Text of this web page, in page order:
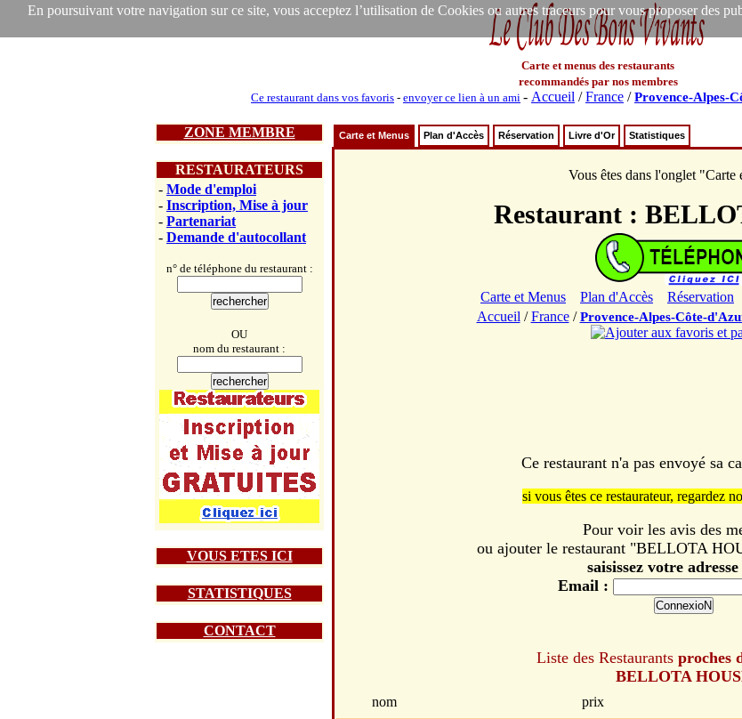
En poursuivant votre navigation sur ce site, vous acceptez l’utilisation de Cookies ou autres traceurs pour vous proposer des
Carte et menus des restaurants
recommandés par nos membres
Ce restaurant dans vos favoris - envoyer ce lien à un ami - Accueil /France /Provence-Alpes-
ZONE MEMBRE
RESTAURATEURS
- Mode d'emploi
- Inscription, Mise à jour
- Partenariat
- Demande d'autocollant
n° de téléphone du restaurant :
OU
nom du restaurant :
VOUS ETES ICI
STATISTIQUES
CONTACT
Carte et Menus Plan d'Accès Réservation Livre d'Or Statistiques
Vous êtes dans l'onglet "Carte
Restaurant :
Carte et Menus Plan d'Accès Réservation
Accueil /France/Provence-Alpes-Côte-
Ce restaurant n'a pas envoyé sa
si vous êtes ce restaurateur, regardez
Pour voir les avis des
ou ajouter le restaurant "BELLOTA
saisissez votre
Email :
Liste des Restaurants proches
BELLOTA
nom prix